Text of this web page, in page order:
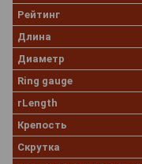
Рейтинг
Длина
Диаметр
Ring gauge
rLength
Крепость
Скрутка